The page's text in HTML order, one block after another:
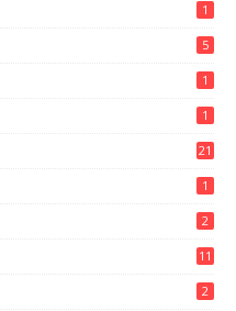
1
5
1
1
21
1
2
11
2